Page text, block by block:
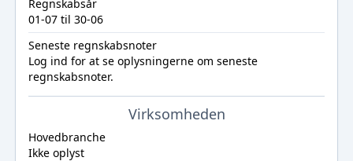
Regnskabsår
01-07 til 30-06
Seneste regnskabsnoter
Log ind for at se oplysningerne om seneste
regnskabsnoter.
Virksomheden
Hovedbranche
Ikke oplyst